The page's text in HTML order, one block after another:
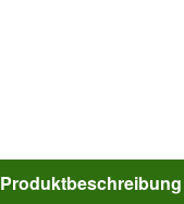
Produktbeschreibung